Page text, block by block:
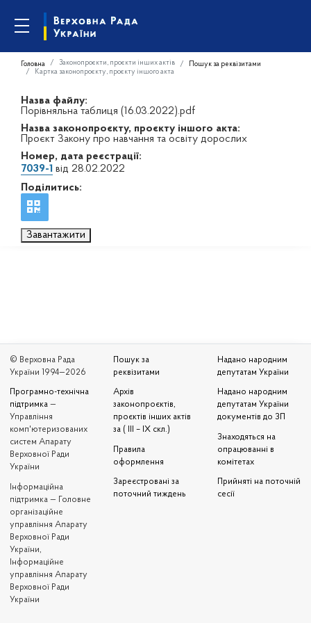
Головна Законопроєкти, проєкти інших актів
Пошук за реквізитами
Картка законопроєкту, проєкту іншого акта
Назва файлу:
Порівняльна таблиця (16.03.2022).pdf
Назва законопроєкту, проєкту іншого акта:
Проєкт Закону про навчання та освіту дорослих
Номер, дата реєстрації:
7039-1 від 28.02.2022
Поділитись:
Завантажити
© Верховна Рада
України 1994—2026
Програмно-технічна
підтримка —
Управління
комп'ютеризованих
систем Апарату
Верховної Ради
України
Iнформаційна
підтримка — Головне
організаційне
управління Апарату
Верховної Ради
України,
Інформаційне
управління Апарату
Верховної Ради
України
Пошук за
реквізитами
Архів
законопроєктів,
проєктів інших актів
за ( III – IX скл.)
Правила
оформлення
Зареєстровані за
поточний тиждень
Надано народним
депутатам України
Надано народним
депутатам України
документів до ЗП
Знаходяться на
опрацюванні в
комітетах
Прийняті на поточній
сесії